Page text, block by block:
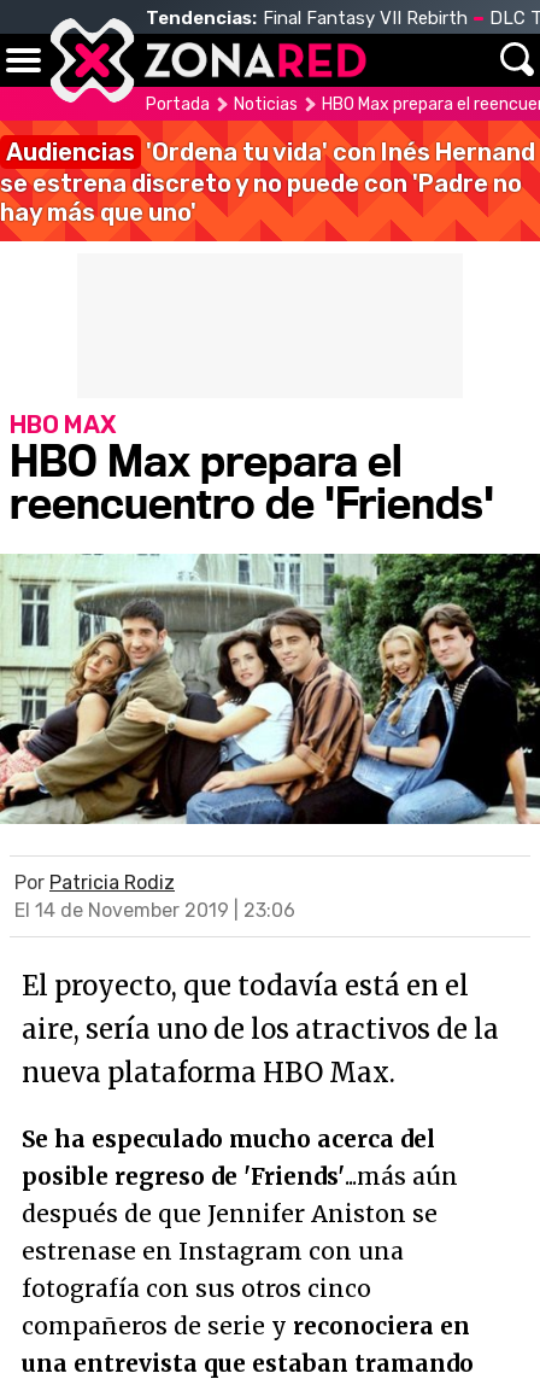
Tendencias: Final Fantasy VII Rebirth DLC
Portada Noticias HBO Max prepara el
Audiencias 'Ordena tu vida' con Inés Hernand
se estrena discreto y no puede con 'Padre no
hay más que uno'
HBO Max prepara el
reencuentro de 'Friends'
HBO MAX
Por Patricia Rodiz
El 14 de November 2019 | 23:06
El proyecto, que todavía está en el
aire, sería uno de los atractivos de la
nueva plataforma HBO Max.
Se ha especulado mucho acerca del
posible regreso de 'Friends'...más aún
después de que Jennifer Aniston se
estrenase en Instagram con una
fotografía con sus otros cinco
compañeros de serie y reconociera en
una entrevista que estaban tramando